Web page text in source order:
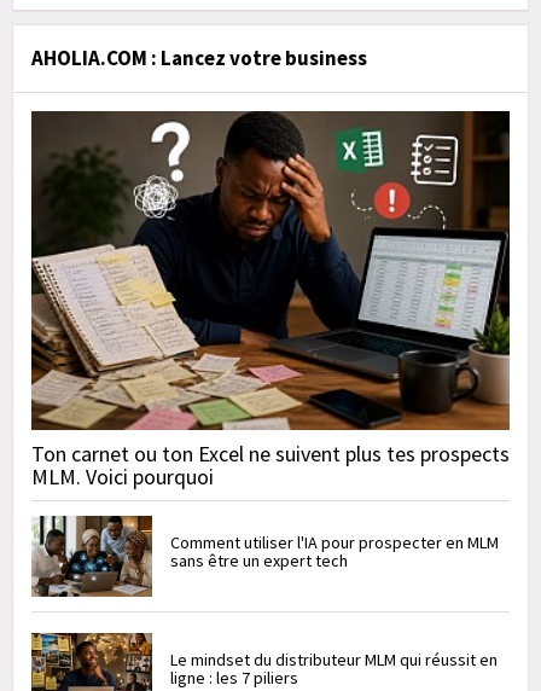
AHOLIA.COM : Lancez votre business
Ton carnet ou ton Excel ne suivent plus tes prospects
MLM. Voici pourquoi
Comment utiliser l'IA pour prospecter en MLM
sans être un expert tech
Le mindset du distributeur MLM qui réussit en
ligne : les 7 piliers